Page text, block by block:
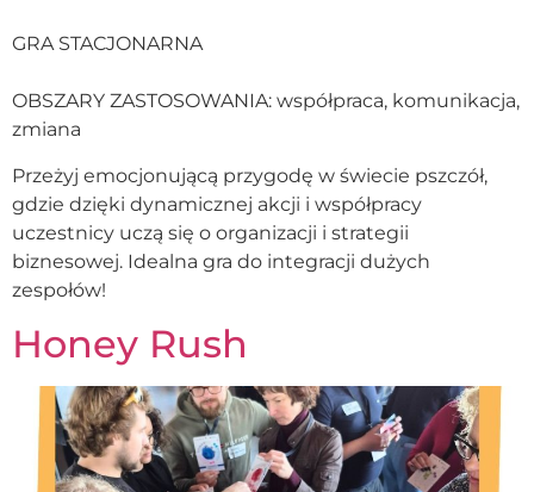
GRA STACJONARNA
OBSZARY ZASTOSOWANIA: współpraca, komunikacja,
zmiana
Przeżyj emocjonującą przygodę w świecie pszczół,
gdzie dzięki dynamicznej akcji i współpracy
uczestnicy uczą się o organizacji i strategii
biznesowej. Idealna gra do integracji dużych
zespołów!
Honey Rush